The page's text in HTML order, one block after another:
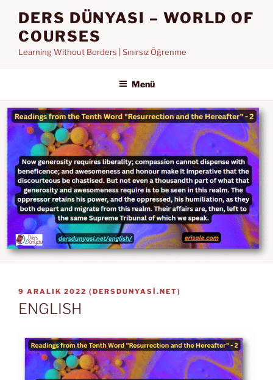
DERS DÜNYASI – WORLD OF
COURSES
Learning Without Borders | Sınırsız Öğrenme
Menü
YAYIM
TARIHI
9 ARALIK 2022 (DERSDUNYASI.NET)
ENGLISH